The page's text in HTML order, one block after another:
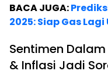
BACA JUGA:
2025: Siap Gas
Sentimen
& Inflasi Jadi